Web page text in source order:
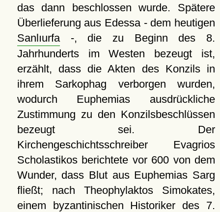
das dann beschlossen wurde. Spätere
Überlieferung aus Edessa - dem heutigen
Sanlıurfa-, die zu Beginn des 8.
Jahrhunderts im Westen bezeugt ist,
erzählt, dass die Akten des Konzils in
ihrem Sarkophag verborgen wurden,
wodurch Euphemias ausdrückliche
Zustimmung zu den Konzilsbeschlüssen
bezeugt sei. Der
Kirchengeschichtsschreiber Evagrios
Scholastikos berichtete vor 600 von dem
Wunder, dass Blut aus Euphemias Sarg
fließt; nach Theophylaktos Simokates,
einem byzantinischen Historiker des 7.